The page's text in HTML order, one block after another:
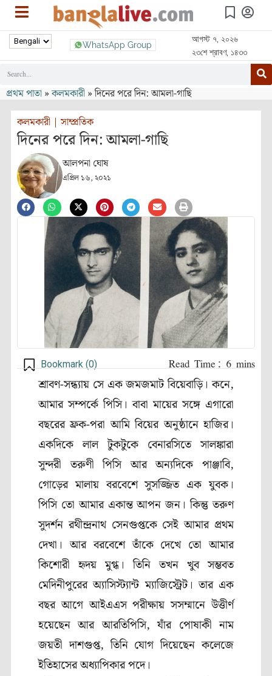
WhatsApp Group
আগস্ট ৭, ২০২৬
২৩শে শ্রাবণ, ১৪৩৩
প্রথম পাতা »কলমকারী »দিনের পরে দিন: আমলা-গাছি
কলমকারী |সাম্প্রতিক
দিনের পরে দিন: আমলা-গাছি
আলপনা ঘোষ
এপ্রিল ১৬, ২০২১
Bookmark (0)
শ্রাবণ-সন্ধ্যায় সে এক জমজমাট বিয়েবাড়ি। কনে,
আমার সম্পর্কে পিসি। বাবা মায়ের সঙ্গে এগারো
বছরের ফ্রক-পরা আমি বিয়ের অনুষ্ঠানে হাজির।
একদিকে লাল টুকটুকে বেনারসিতে সালঙ্কারা
সুন্দরী তরুণী পিসি আর অন্যদিকে পাঞ্জাবি,
গোড়ের মালায় বরবেশে সুসজ্জিত এক যুবক।
পিসি তো আমার একান্ত আপন জন। কিন্তু তরুণ
সুদর্শন রথীন্দ্রনাথ সেনগুপ্তকে সেই আমার প্রথম
দেখা। আর বরবেশে তাঁকে দেখে তো আমার
কিশোরী হৃদয় মুগ্ধ। তিনি তখন খুব সম্ভবত
মেদিনীপুরের অ্যাসিস্ট্যান্ট ম্যাজিস্ট্রেট। তার এক
বছর আগে আইএএস পরীক্ষায় সসম্মানে উত্তীর্ণ
হয়েছেন আর আরতিপিসি, যাঁর পোষাকী নাম
জয়তী দাশগুপ্ত, তিনি যোগ দিয়েছেন কলেজে
ইতিহাসের অধ্যাপিকার পদে।